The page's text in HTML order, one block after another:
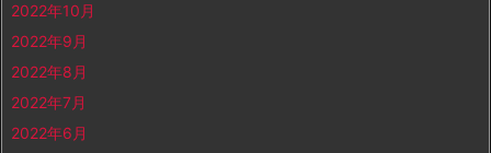
2022年10月
2022年9月
2022年8月
2022年7月
2022年6月